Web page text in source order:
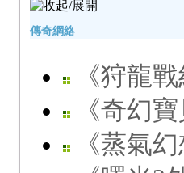
傳奇網絡
《狩龍
《奇幻
《蒸氣